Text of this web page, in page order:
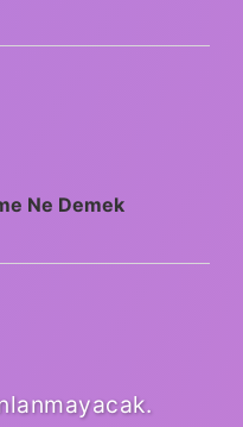
Ne Demek